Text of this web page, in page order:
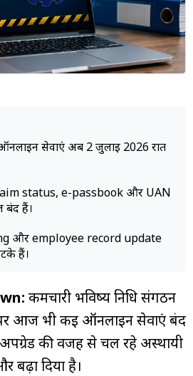
सेवाएं अब 2 जुलाई 2026 रात
status, e-passbook और UAN
बंद हैं।
और employee record update
हैं।
कर्मचारी भविष्य निधि संगठन
पर आज भी कई ऑनलाइन सेवाएं बंद
की वजह से चल रहे अस्थायी
बढ़ा दिया है।